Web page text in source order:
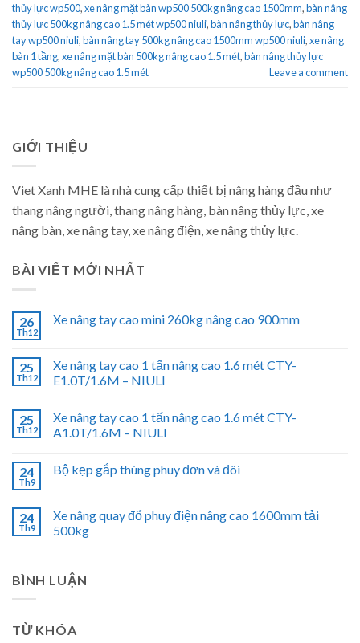
thủy lực wp500,xe nâng mặt bàn wp500 500kg nâng cao 1500mm,bàn nâng
thủy lực 500kg nâng cao 1.5 mét wp500 niuli,bàn nâng thủy lực,bàn nâng
tay wp500 niuli,bàn nâng tay 500kg nâng cao 1500mm wp500 niuli,xe nâng
bàn 1 tầng,xe nâng mặt bàn 500kg nâng cao 1.5 mét,bàn nâng thủy lực
wp500 500kg nâng cao 1.5 mét
Leave a comment
GIỚI THIỆU
Viet Xanh MHE là nhà cung cấp thiết bị nâng hàng đầu như
thang nâng người, thang nâng hàng, bàn nâng thủy lực, xe
nâng bàn, xe nâng tay, xe nâng điện, xe nâng thủy lực.
BÀI VIẾT MỚI NHẤT
26
Th12
Xe nâng tay cao mini 260kg nâng cao 900mm
25
Th12
Xe nâng tay cao 1 tấn nâng cao 1.6 mét CTY-
E1.0T/1.6M – NIULI
25
Th12
Xe nâng tay cao 1 tấn nâng cao 1.6 mét CTY-
A1.0T/1.6M – NIULI
24
Th9
Bộ kẹp gắp thùng phuy đơn và đôi
24
Th9
Xe nâng quay đổ phuy điện nâng cao 1600mm tải
500kg
BÌNH LUẬN
TỪ KHÓA